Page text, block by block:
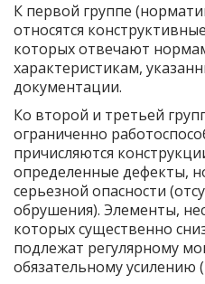
К первой группе
относятся
которых отвечают
характеристикам,
документации.
Ко второй и третьей
ограниченно
причисляются
определенные дефекты,
серьезной опасности
обрушения). Элементы,
которых существенно
подлежат регулярному
обязательному усилению